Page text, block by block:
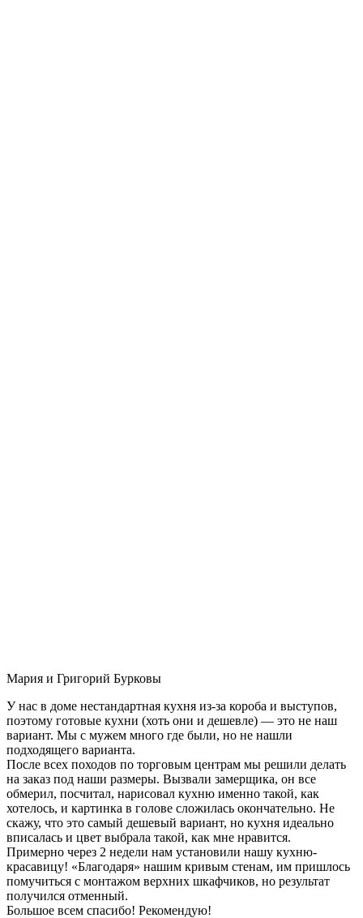
Мария и Григорий Бурковы
У нас в доме нестандартная кухня из-за короба и выступов,
поэтому готовые кухни (хоть они и дешевле) — это не наш
вариант. Мы с мужем много где были, но не нашли
подходящего варианта.
После всех походов по торговым центрам мы решили делать
на заказ под наши размеры. Вызвали замерщика, он все
обмерил, посчитал, нарисовал кухню именно такой, как
хотелось, и картинка в голове сложилась окончательно. Не
скажу, что это самый дешевый вариант, но кухня идеально
вписалась и цвет выбрала такой, как мне нравится.
Примерно через 2 недели нам установили нашу кухню-
красавицу! «Благодаря» нашим кривым стенам, им пришлось
помучиться с монтажом верхних шкафчиков, но результат
получился отменный.
Большое всем спасибо! Рекомендую!